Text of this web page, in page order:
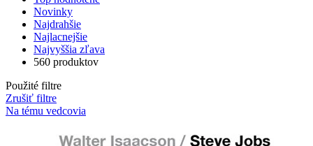
Novinky
Najdrahšie
Najlacnejšie
Najvyššia zľava
560 produktov
Použité filtre
Zrušiť filtre
Na tému vedcovia